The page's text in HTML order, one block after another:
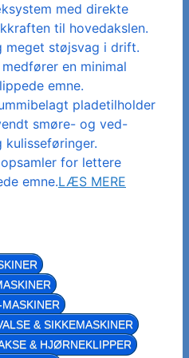
med direkte
til hovedakslen.
meget støjsvag i drift.
en minimal
emne.
pladetilholder
smøre- og ved-
kulisseføringer.
for lettere
emne.LÆS MERE
& SIKKEMASKINER
& HJØRNEKLIPPER